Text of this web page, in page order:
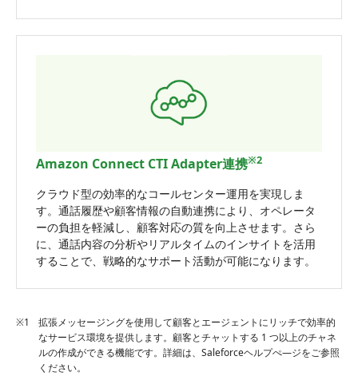
Amazon Connect CTI Adapter連携※2
クラウド型の効率的なコールセンター運用を実現しま
す。通話履歴や顧客情報の自動連携により、オペレータ
ーの負担を軽減し、顧客対応の質を向上させます。さら
に、通話内容の分析やリアルタイムのインサイトを活用
することで、戦略的なサポート活動が可能になります。
※1
拡張メッセージングを使用して顧客とエージェントにリッチで効率的
なサービス環境を提供します。顧客とチャットする 1 つ以上のチャネ
ルの作成ができる機能です。詳細は、Saleforceヘルプぺ―ジをご参照
ください。